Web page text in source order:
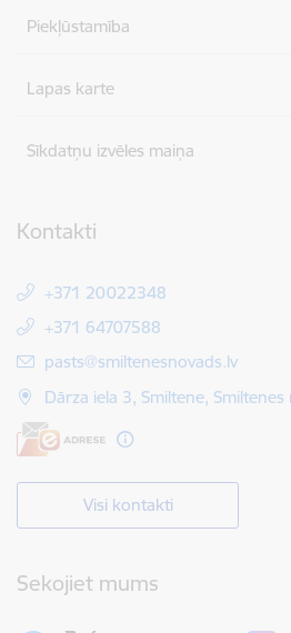
Piekļūstamība
Lapas karte
Sīkdatņu izvēles maiņa
Kontakti
+371 20022348
+371 64707588
E-pasts:
pasts@smiltenesnovads.lv
Dārza iela 3, Smiltene,
Visi kontakti
Sekojiet mums